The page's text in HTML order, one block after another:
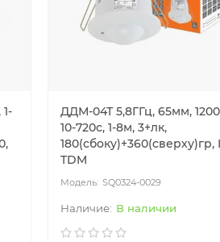
ДДМ-04Т 5,8ГГц, 65мм,
10-720с, 1-8м, 3+лк,
180(сбоку)+360(сверху)гр,
TDM
SQ0324-0029
В наличии